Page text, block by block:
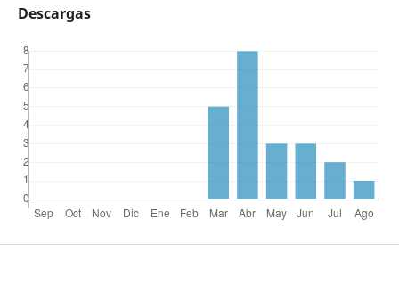
Descargas